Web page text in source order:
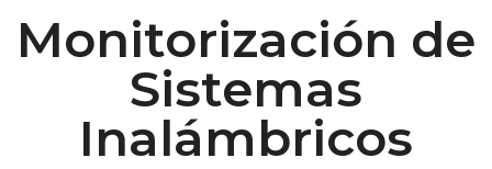
Monitorización de
Sistemas
Inalámbricos